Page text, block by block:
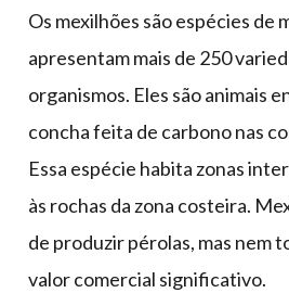
Os mexilhões são espécies de
apresentam mais de 250
organismos. Eles são animais
concha feita de carbono nas
Essa espécie habita zonas
às rochas da zona costeira.
de produzir pérolas, mas nem
valor comercial significativo.